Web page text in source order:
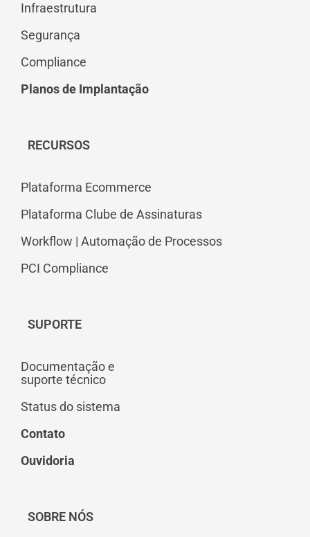
Infraestrutura
Segurança
Compliance
Planos de Implantação
RECURSOS
Plataforma Ecommerce
Plataforma Clube de Assinaturas
Workflow | Automação de Processos
PCI Compliance
SUPORTE
Documentação e
suporte técnico
Status do sistema
Contato
Ouvidoria
SOBRE NÓS